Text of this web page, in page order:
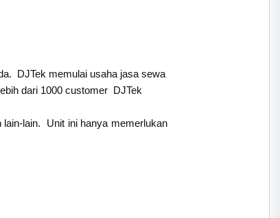
DJTek memulai usaha jasa sewa
dari 1000 customer DJTek
lain-lain. Unit ini hanya memerlukan